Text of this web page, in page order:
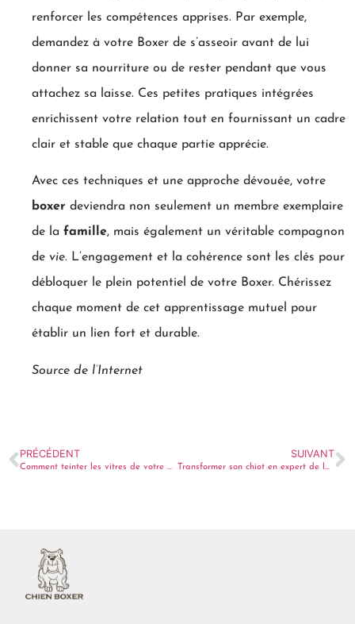
renforcer les compétences apprises. Par exemple,
demandez à votre Boxer de s’asseoir avant de lui
donner sa nourriture ou de rester pendant que vous
attachez sa laisse. Ces petites pratiques intégrées
enrichissent votre relation tout en fournissant un cadre
clair et stable que chaque partie apprécie.
Avec ces techniques et une approche dévouée, votre
boxer deviendra non seulement un membre exemplaire
de la famille, mais également un véritable compagnon
de vie. L’engagement et la cohérence sont les clés pour
débloquer le plein potentiel de votre Boxer. Chérissez
chaque moment de cet apprentissage mutuel pour
établir un lien fort et durable.
Source de l’Internet
PRÉCÉDENT
Comment teinter les vitres de votre aquarium : un guide étape par étape
SUIVANT
Transformer son chiot en expert de la propreté : astuces surprenantes !